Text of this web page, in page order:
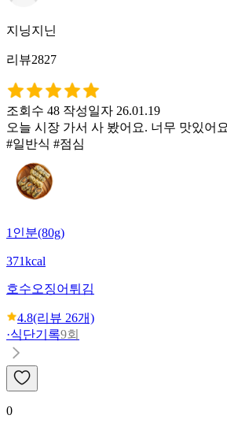
지닝지닌
리뷰2827
조회수 48 작성일자 26.01.19
오늘 시장 가서 사 봤어요. 너무 맛있어
#일반식 #점심
1인분(80g)
371kcal
호수오징어튀김
4.8(리뷰 26개)
·식단기록9회
0